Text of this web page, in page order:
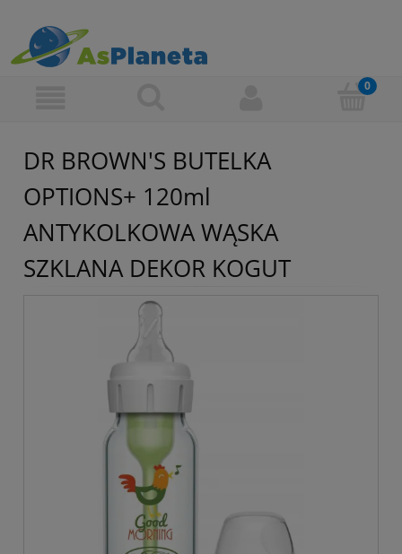
DR BROWN'S BUTELKA
OPTIONS+ 120ml
ANTYKOLKOWA WĄSKA
SZKLANA DEKOR KOGUT